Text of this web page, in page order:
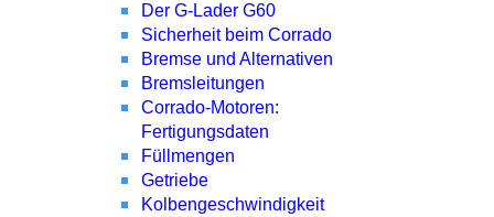
Der G-Lader G60
Sicherheit beim Corrado
Bremse und Alternativen
Bremsleitungen
Corrado-Motoren:
Fertigungsdaten
Füllmengen
Getriebe
Kolbengeschwindigkeit